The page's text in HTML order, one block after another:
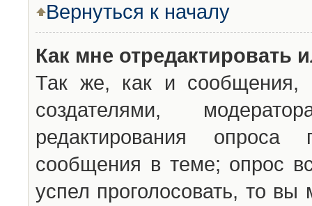
Вернуться к началу
Как мне отредактировать
Так же, как и сообщения,
создателями,
редактирования опроса
сообщения в теме; опрос
успел проголосовать, то вы